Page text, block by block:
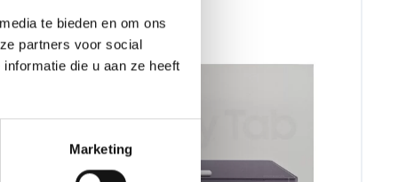
te bieden en om ons
partners voor social
die u aan ze heeft
Marketing